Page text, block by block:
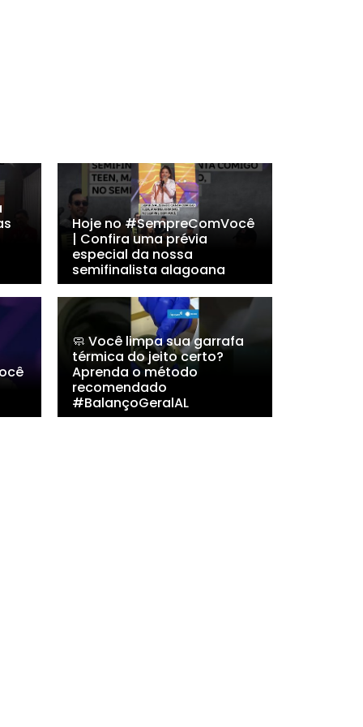
Hoje no #SempreComVocê
| Confira uma prévia
especial da nossa
semifinalista alagoana
🧼 Você limpa sua garrafa
térmica do jeito certo?
Aprenda o método
recomendado
#BalançoGeralAL